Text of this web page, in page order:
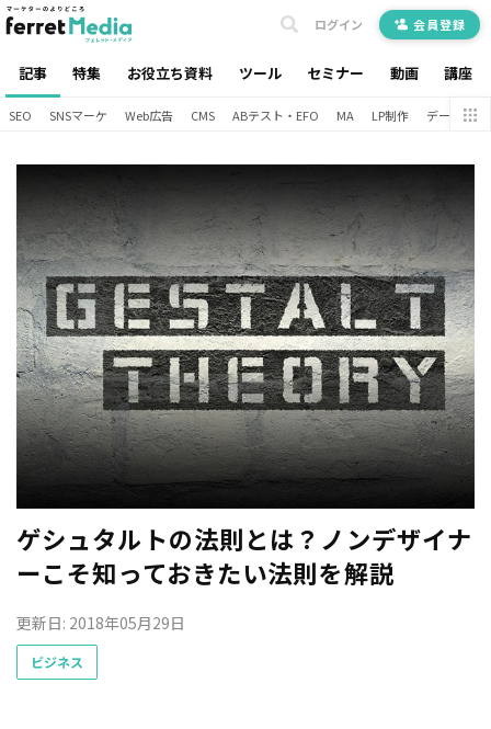
記事 特集 お役立ち資料 ツール セミナー 動画 講座
ログイン 会員登録
SEO SNSマーケ Web広告 CMS ABテスト・EFO MA LP制作 データ分析
ゲシュタルトの法則とは？ノンデザイナ
ーこそ知っておきたい法則を解説
更新日: 2018年05月29日
ビジネス